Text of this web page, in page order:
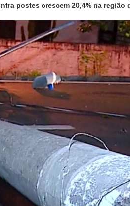
postes crescem 20,4% na região